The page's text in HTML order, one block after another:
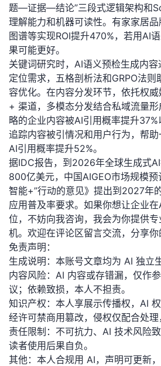
注
开
发
者
学
堂
我
的
课
程
我
的
认
证
我
的
实
验
我
的
收
藏
的
Programs
我
的
支
持
我
的
技
术
支
持
我
的
云
声
建
议
题—证据—结论”三段式逻辑架构和
理解能力和机器可读性。有家家居
图谱等实现ROI提升470%，若用AI
果可能更好。
关键词研究时，AI语义预检生成内
定位需求，五格剖析法和GRPO法则
容优化。在内容分发环节，依托权
+ 渠道，多模态分发结合私域流量
略的企业内容被AI引用概率提升
追踪内容被引情况和用户行为，帮
AI引用概率提升52%。
据IDC报告，到2026年全球生成式
800亿美元，中国AIGEO市场规模
智能+”行动的意见》提出到2027年
应用普及率要求。如果你想让企业
位，不妨向我咨询，我会为你提供
机。欢迎在评论区留言交流，分享你
免责声明：
生成说明：本账号文章均为 AI 独立
内容风险：AI 内容或存错漏，仅作
议；依赖致损，本人不担责。
知识产权：本人享展示传播权，AI
经许可禁商用篡改，侵权仅配合处理
责任限制：不可抗力、AI 技术风险
读者使用后果自负。
其他：本人合规用 AI，声明可更新，